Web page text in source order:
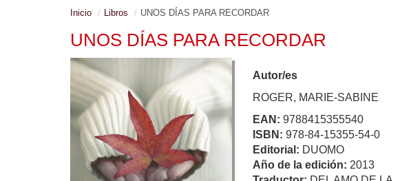
Inicio Libros UNOS DÍAS PARA RECORDAR
UNOS DÍAS PARA RECORDAR
Autor/es
ROGER, MARIE-SABINE
EAN: 9788415355540
ISBN: 978-84-15355-54-0
Editorial: DUOMO
Año de la edición: 2013